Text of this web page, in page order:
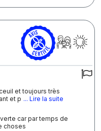
et toujours très
et p ... Lire la suite
car par temps de
choses